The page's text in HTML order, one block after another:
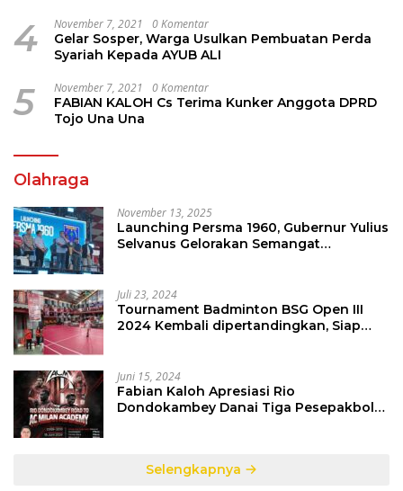
4 November 7, 2021 0 Komentar
Gelar Sosper, Warga Usulkan Pembuatan Perda
Syariah Kepada AYUB ALI
5 November 7, 2021 0 Komentar
FABIAN KALOH Cs Terima Kunker Anggota DPRD
Tojo Una Una
Olahraga
November 13, 2025
Launching Persma 1960, Gubernur Yulius
Selvanus Gelorakan Semangat
Juli 23, 2024
Tournament Badminton BSG Open III
2024 Kembali dipertandingkan, Siap
Juni 15, 2024
Fabian Kaloh Apresiasi Rio
Dondokambey Danai Tiga Pesepakbola
Selengkapnya